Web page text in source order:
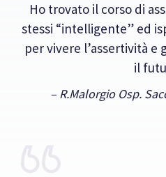
Ho trovato il corso di
stessi “intelligente” ed
per vivere l’assertività e
il
– R.Malorgio Osp.